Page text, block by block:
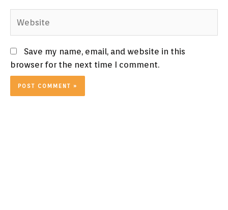
Save my name, email, and website in this
browser for the next time I comment.